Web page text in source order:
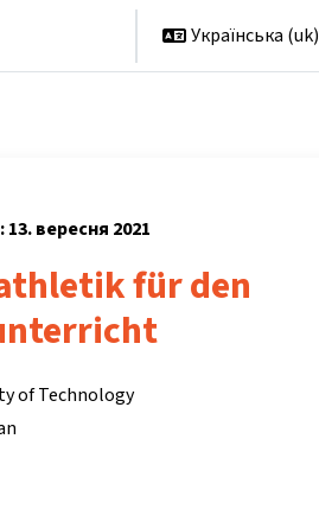
Українська ‎(uk)‎
вересня 2021
für den
of Technology